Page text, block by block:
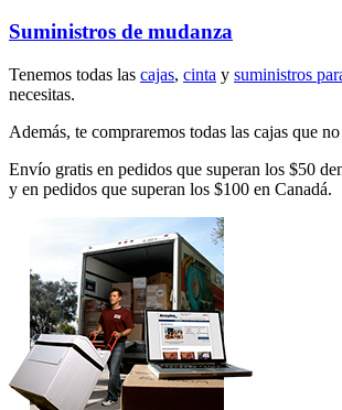
Suministros de mudanza
Tenemos todas las cajas, cinta y suministros
necesitas.
Además, te compraremos todas las cajas que no
Envío gratis en pedidos que superan los $50
y en pedidos que superan los $100 en Canadá.